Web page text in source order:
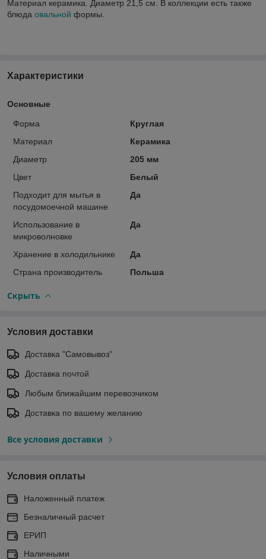
Материал керамика. Диаметр 21,5 см. В коллекции есть также
блюда овальной формы.
Характеристики
Основные
Форма
Круглая
Материал
Керамика
Диаметр
205 мм
Цвет
Белый
Подходит для мытья в
посудомоечной машине
Да
Использование в
микроволновке
Да
Хранение в холодильнике
Да
Страна производитель
Польша
Скрыть
Условия доставки
Доставка "Самовывоз"
Доставка почтой
Любым ближайшим перевозчиком
Доставка по вашему желанию
Все условия доставки
Условия оплаты
Наложенный платеж
Безналичный расчет
ЕРИП
Наличными